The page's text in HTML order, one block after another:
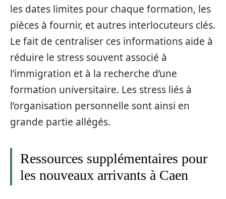
les dates limites pour chaque formation, les
pièces à fournir, et autres interlocuteurs clés.
Le fait de centraliser ces informations aide à
réduire le stress souvent associé à
l’immigration et à la recherche d’une
formation universitaire. Les stress liés à
l’organisation personnelle sont ainsi en
grande partie allégés.
Ressources supplémentaires pour
les nouveaux arrivants à Caen